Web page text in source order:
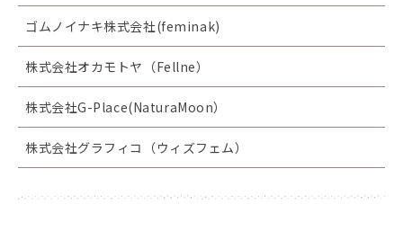
ゴムノイナキ株式会社(feminak)
株式会社オカモトヤ（Fellne）
株式会社G-Place(NaturaMoon）
株式会社グラフィコ（ウィズフェム）